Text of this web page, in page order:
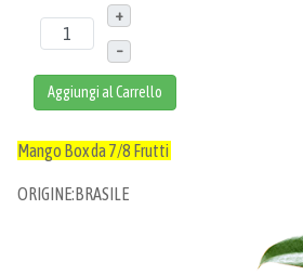
+
–
Aggiungi al Carrello
Mango Box da 7/8 Frutti
ORIGINE:BRASILE